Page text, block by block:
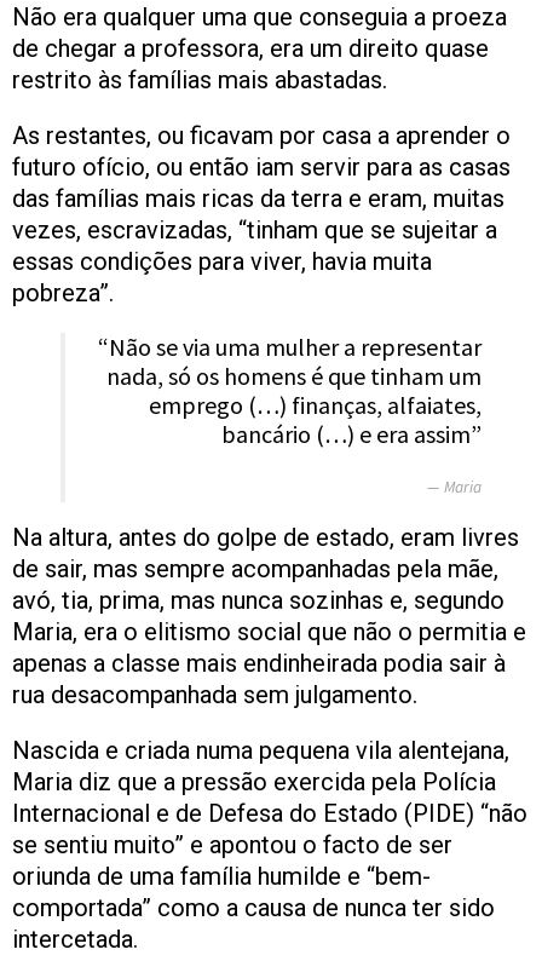
Não era qualquer uma que conseguia a proeza
de chegar a professora, era um direito quase
restrito às famílias mais abastadas.
As restantes, ou ficavam por casa a aprender o
futuro ofício, ou então iam servir para as casas
das famílias mais ricas da terra e eram, muitas
vezes, escravizadas, “tinham que se sujeitar a
essas condições para viver, havia muita
pobreza”.
“Não se via uma mulher a representar
nada, só os homens é que tinham um
emprego (…) finanças, alfaiates,
bancário (…) e era assim”
Maria
Na altura, antes do golpe de estado, eram livres
de sair, mas sempre acompanhadas pela mãe,
avó, tia, prima, mas nunca sozinhas e, segundo
Maria, era o elitismo social que não o permitia e
apenas a classe mais endinheirada podia sair à
rua desacompanhada sem julgamento.
Nascida e criada numa pequena vila alentejana,
Maria diz que a pressão exercida pela Polícia
Internacional e de Defesa do Estado (PIDE) “não
se sentiu muito” e apontou o facto de ser
oriunda de uma família humilde e “bem-
comportada” como a causa de nunca ter sido
intercetada.